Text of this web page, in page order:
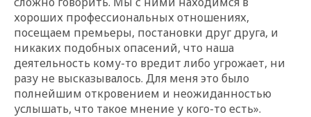
хороших профессиональных отношениях,
посещаем премьеры, постановки друг друга, и
никаких подобных опасений, что наша
деятельность кому-то вредит либо угрожает, ни
разу не высказывалось. Для меня это было
полнейшим откровением и неожиданностью
услышать, что такое мнение у кого-то есть».